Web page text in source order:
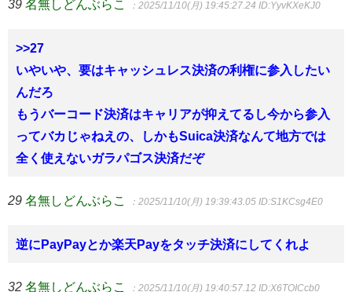
39 名無しどんぶらこ ：2025/11/10(月) 19:45:27.24 ID:YyvKXeKJ0
>>27
いやいや、要はキャッシュレス決済の利権に参入したい
んだろ
もうバーコード決済はキャリアが抑えてるし今から参入
ってバカじゃねえの、しかもSuica決済なんて地方では
全く使えないガラパゴス決済だぞ
29 名無しどんぶらこ ：2025/11/10(月) 19:39:43.05 ID:S1KCsg4E0
逆にPayPayとか楽天Payをタッチ決済にしてくれよ
32 名無しどんぶらこ ：2025/11/10(月) 19:40:57.12 ID:X6TOICcb0